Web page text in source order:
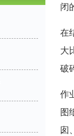
闭
在
大
破
作
图
囱